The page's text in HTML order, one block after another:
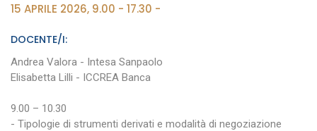
15 APRILE 2026, 9.00 - 17.30 -
DOCENTE/I:
Andrea Valora - Intesa Sanpaolo
Elisabetta Lilli - ICCREA Banca
9.00 – 10.30
- Tipologie di strumenti derivati e modalità di negoziazione